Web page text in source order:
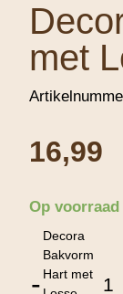
met
16,99
Op voorraad
-
Decora
Bakvorm
Hart met